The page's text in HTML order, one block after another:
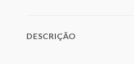
DESCRIÇÃO